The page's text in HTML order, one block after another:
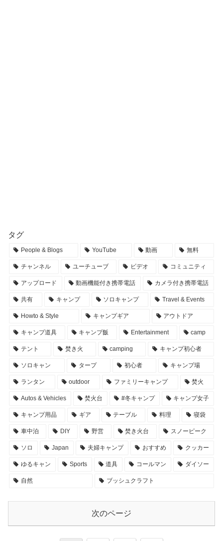
タグ
People & Blogs YouTube 動画 無料
チャンネル ユーチューブ ビデオ コミュニティ
アップロード 動画機能付き携帯電話 カメラ付き携帯電話
共有 キャンプ ソロキャンプ Travel & Events
Howto & Style キャンプギア アウトドア
キャンプ道具 キャンプ飯 Entertainment camp
テント 焚き火 camping キャンプ初心者
ソロキャン タープ 初心者 キャンプ場
ランタン outdoor ファミリーキャンプ 焚火
Autos & Vehicles 焚火台 #冬キャンプ キャンプ女子
キャンプ用品 ギア テーブル 料理 寝袋
車中泊 DIY 野営 焚き火台 スノーピーク
ソロ Japan 夫婦キャンプ おすすめ クッカー
ゆるキャン Sports 道具 コールマン ダイソー
自然 ブッシュクラフト
次のページ